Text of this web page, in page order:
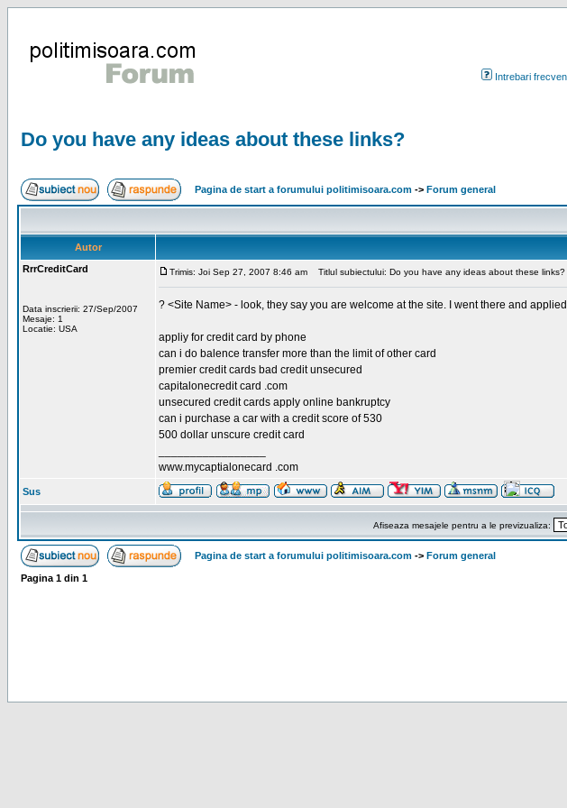
Intrebari
Do you have any ideas about these links?
Pagina de start a forumului politimisoara.com -> Forum general
Autor
RrrCreditCard
Data inscrierii: 27/Sep/2007
Mesaje: 1
Locatie: USA
Trimis: Joi Sep 27, 2007 8:46 am Titlul subiectului: Do you have any ideas about these links?
? <Site Name> - look, they say you are welcome at the site. I went there and
appliy for credit card by phone
can i do balence transfer more than the limit of other card
premier credit cards bad credit unsecured
capitalonecredit card .com
unsecured credit cards apply online bankruptcy
can i purchase a car with a credit score of 530
500 dollar unscure credit card
www.mycaptialonecard .com
Sus
Afiseaza mesajele pentru a le previzualiza:
Pagina de start a forumului politimisoara.com -> Forum general
Pagina 1 din 1